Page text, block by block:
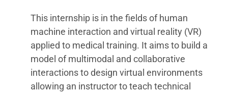
This internship is in the fields of human
machine interaction and virtual reality (VR)
applied to medical training. It aims to build a
model of multimodal and collaborative
interactions to design virtual environments
allowing an instructor to teach technical